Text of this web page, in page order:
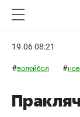
19.06 08:21
#волейбол #